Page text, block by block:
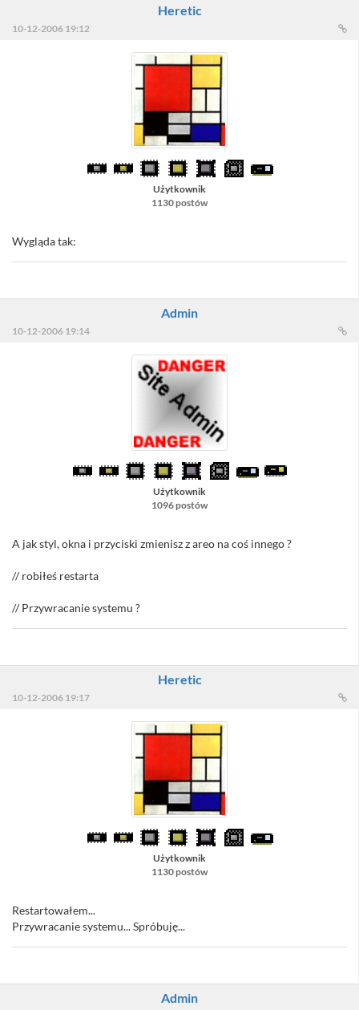
Heretic
10-12-2006 19:12
Użytkownik
1130 postów
Wygląda tak:
Admin
10-12-2006 19:14
Użytkownik
1096 postów
A jak styl, okna i przyciski zmienisz z areo na coś innego ?
// robiłeś restarta
// Przywracanie systemu ?
Heretic
10-12-2006 19:17
Użytkownik
1130 postów
Restartowałem...
Przywracanie systemu... Spróbuję...
Admin